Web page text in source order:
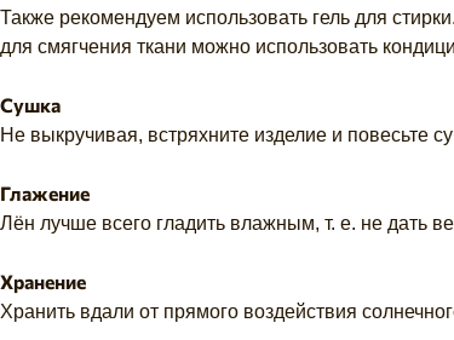
Также рекомендуем использовать гель для стирки.
для смягчения ткани можно использовать
Сушка
Не выкручивая, встряхните изделие и повесьте
Глажение
Лён лучше всего гладить влажным, т. е. не дать
Хранение
Хранить вдали от прямого воздействия